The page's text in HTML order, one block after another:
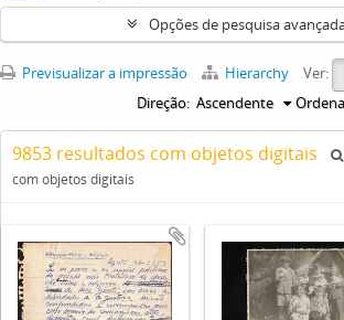
Opções de pesquisa
Previsualizar a impressão Hierarchy
Ver:
Direção: Ascendente
9853 resultados com objetos digitais
com objetos digitais